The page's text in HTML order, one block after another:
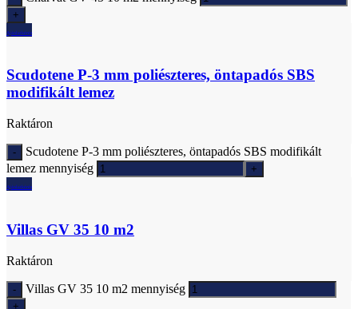
Ajánlatkérés
Scudotene P-3 mm poliészteres, öntapadós SBS
modifikált lemez
Raktáron
Scudotene P-3 mm poliészteres, öntapadós SBS modifikált
lemez mennyiség
Ajánlatkérés
Villas GV 35 10 m2
Raktáron
Villas GV 35 10 m2 mennyiség